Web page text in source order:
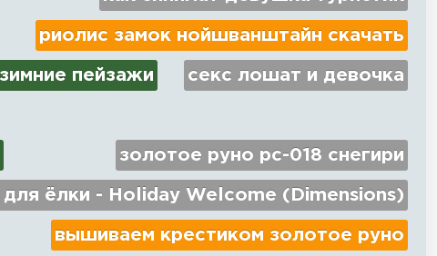
риолис замок нойшванштайн скачать
пейзажи секс лошат и девочка
золотое руно рс-018 снегири
ёлки - Holiday Welcome (Dimensions)
вышиваем крестиком золотое руно